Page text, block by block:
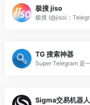
极搜 jiso
TG 搜索神器
Sigma交易机器人